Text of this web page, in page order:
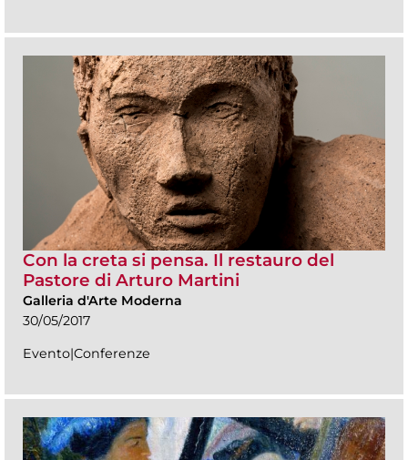
Con la creta si pensa. Il restauro del
Pastore di Arturo Martini
Galleria d'Arte Moderna
30/05/2017
Evento|Conferenze